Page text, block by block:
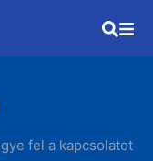
fel a kapcsolatot